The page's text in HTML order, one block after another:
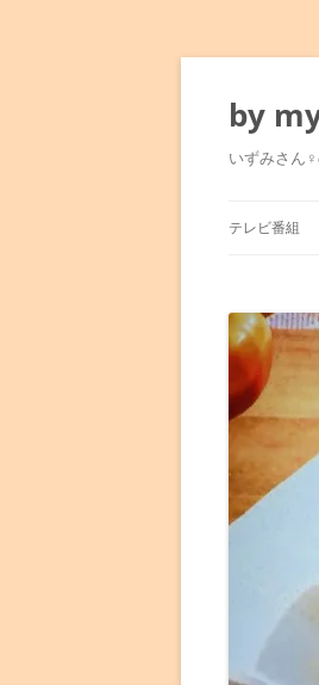
コ
テ
ン
ツ
ス
by
いずみさん♀
テレビ番組
満天☆青空
人生最高レ
孤独のグルメ